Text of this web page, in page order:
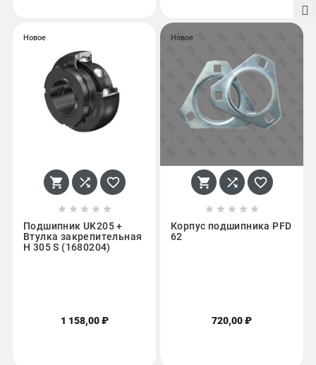
Новое
  
    
Подшипник UK205 +
Втулка закрепительная
H 305 S (1680204)
1 158,00 ₽
Новое
  
    
Корпус подшипника PFD
62
720,00 ₽